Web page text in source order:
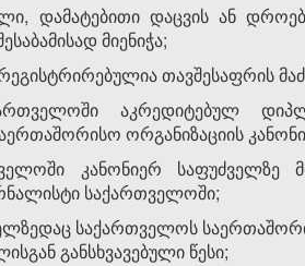
დამატებითი დაცვის ან
მიენიჭა;
თავშესაფრის
აკრედიტებულ
ორგანიზაციის
კანონიერ საფუძველზე
საქართველოში;
საქართველოს
განსხვავებული წესი;